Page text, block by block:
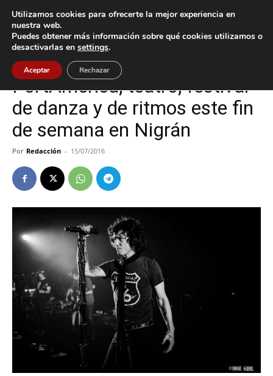
Inicio Cultura / Ocio
Cultura / Ocio Nigrán
PortAmérica, teatro, festival
de danza y de ritmos este fin
de semana en Nigrán
Por Redacción - 15/07/2016
Utilizamos cookies para ofrecerte la mejor experiencia en
nuestra web.
Puedes obtener más información sobre qué cookies utilizamos o
desactivarlas en settings.
Aceptar Rechazar